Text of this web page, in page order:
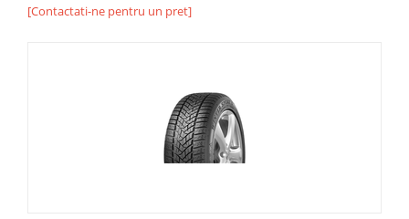
[Contactati-ne pentru un pret]